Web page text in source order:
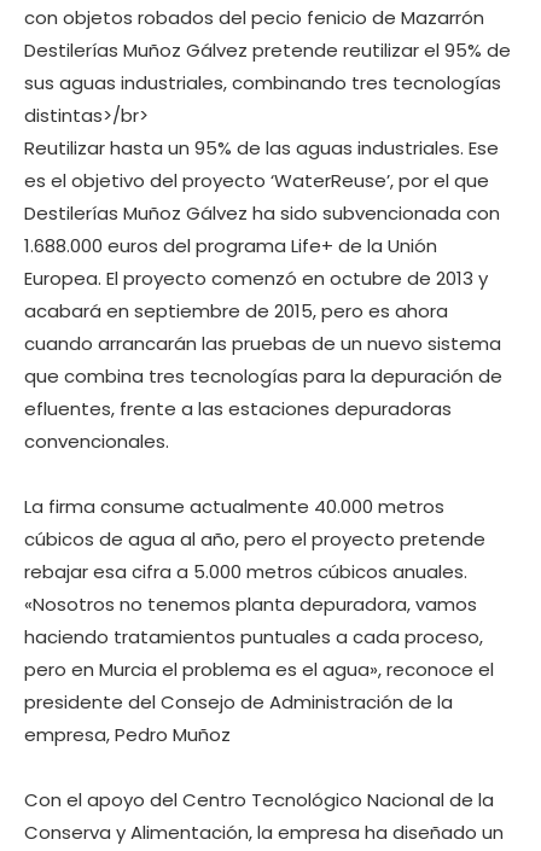
con objetos robados del pecio fenicio de Mazarrón
Destilerías Muñoz Gálvez pretende reutilizar el 95% de
sus aguas industriales, combinando tres tecnologías
distintas>/br>
Reutilizar hasta un 95% de las aguas industriales. Ese
es el objetivo del proyecto ‘WaterReuse’, por el que
Destilerías Muñoz Gálvez ha sido subvencionada con
1.688.000 euros del programa Life+ de la Unión
Europea. El proyecto comenzó en octubre de 2013 y
acabará en septiembre de 2015, pero es ahora
cuando arrancarán las pruebas de un nuevo sistema
que combina tres tecnologías para la depuración de
efluentes, frente a las estaciones depuradoras
convencionales.
La firma consume actualmente 40.000 metros
cúbicos de agua al año, pero el proyecto pretende
rebajar esa cifra a 5.000 metros cúbicos anuales.
«Nosotros no tenemos planta depuradora, vamos
haciendo tratamientos puntuales a cada proceso,
pero en Murcia el problema es el agua», reconoce el
presidente del Consejo de Administración de la
empresa, Pedro Muñoz
Con el apoyo del Centro Tecnológico Nacional de la
Conserva y Alimentación, la empresa ha diseñado un